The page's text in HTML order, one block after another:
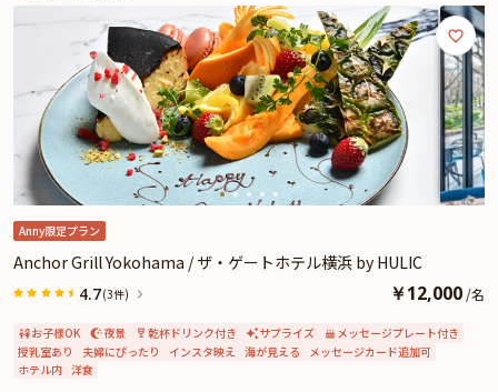
Anny限定プラン
Anchor Grill Yokohama / ザ・ゲートホテル横浜 by HULIC
4.7(3件) ￥12,000 /名
お子様OK 夜景 乾杯ドリンク付き サプライズ
メッセージプレート付き
授乳室あり
夫婦にぴったり インスタ映え 海が見える
メッセージカード追加可
ホテル内 洋食